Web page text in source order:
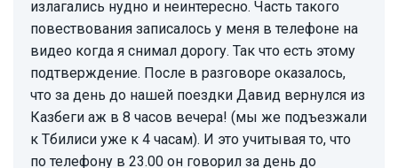
излагались нудно и неинтересно. Часть такого
повествования записалось у меня в телефоне на
видео когда я снимал дорогу. Так что есть этому
подтверждение. После в разговоре оказалось,
что за день до нашей поездки Давид вернулся из
Казбеги аж в 8 часов вечера! (мы же подъезжали
к Тбилиси уже к 4 часам). И это учитывая то, что
по телефону в 23.00 он говорил за день до